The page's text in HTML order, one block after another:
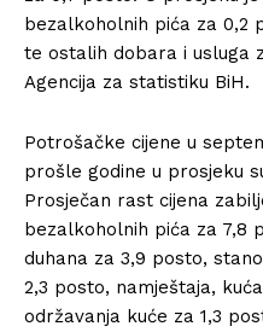
bezalkoholnih pića za 0,2
te ostalih dobara i usluga
Agencija za statistiku BiH.
Potrošačke cijene u
prošle godine u prosjeku
Prosječan rast cijena
bezalkoholnih pića za 7,8
duhana za 3,9 posto,
2,3 posto, namještaja,
održavanja kuće za 1,3